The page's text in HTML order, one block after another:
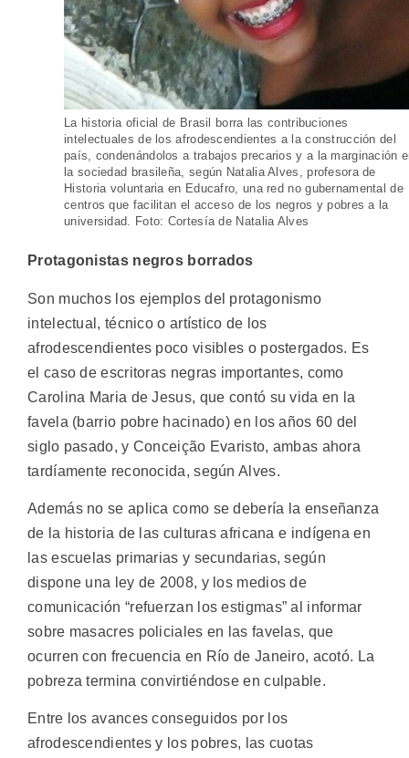
La historia oficial de Brasil borra las contribuciones
intelectuales de los afrodescendientes a la construcción del
país, condenándolos a trabajos precarios y a la marginación
la sociedad brasileña, según Natalia Alves, profesora de
Historia voluntaria en Educafro, una red no gubernamental de
centros que facilitan el acceso de los negros y pobres a la
universidad. Foto: Cortesía de Natalia Alves
Protagonistas negros borrados
Son muchos los ejemplos del protagonismo
intelectual, técnico o artístico de los
afrodescendientes poco visibles o postergados. Es
el caso de escritoras negras importantes, como
Carolina Maria de Jesus, que contó su vida en la
favela (barrio pobre hacinado) en los años 60 del
siglo pasado, y Conceição Evaristo, ambas ahora
tardíamente reconocida, según Alves.
Además no se aplica como se debería la enseñanza
de la historia de las culturas africana e indígena en
las escuelas primarias y secundarias, según
dispone una ley de 2008, y los medios de
comunicación “refuerzan los estigmas” al informar
sobre masacres policiales en las favelas, que
ocurren con frecuencia en Río de Janeiro, acotó. La
pobreza termina convirtiéndose en culpable.
Entre los avances conseguidos por los
afrodescendientes y los pobres, las cuotas